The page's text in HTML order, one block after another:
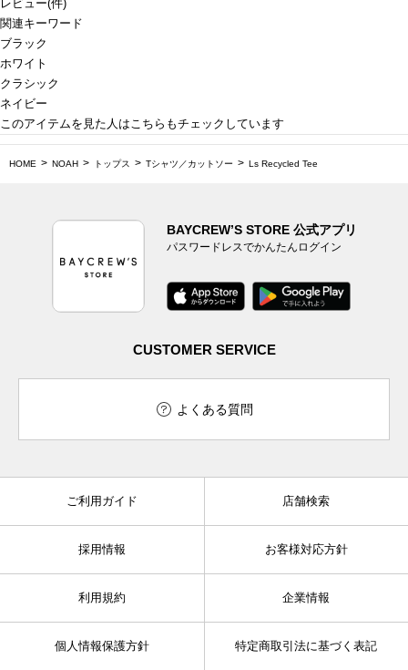
レビュー(件)
関連キーワード
ブラック
ホワイト
クラシック
ネイビー
このアイテムを見た人はこちらもチェックしています
HOME NOAH トップス Tシャツ／カットソー Ls Recycled Tee
BAYCREW’S STORE 公式アプリ
パスワードレスでかんたんログイン
CUSTOMER SERVICE
よくある質問
ご利用ガイド 店舗検索
採用情報 お客様対応方針
利用規約 企業情報
個人情報保護方針 特定商取引法に基づく表記